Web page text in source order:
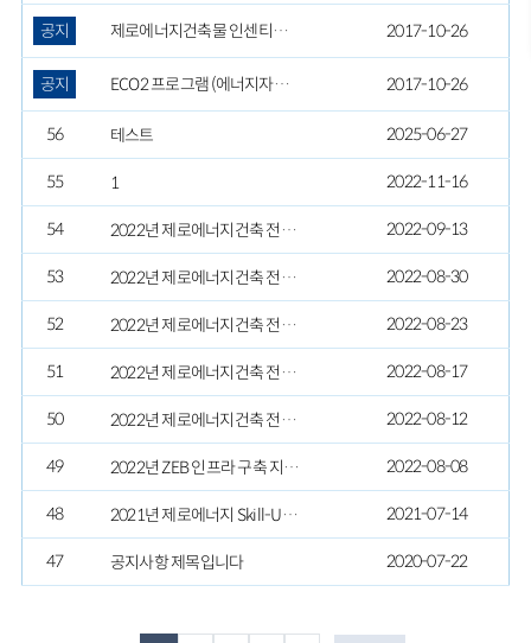
공지 제로에너지건축물 인센티브 (세제혜택) 2017-10-26
공지 ECO2 프로그램 (에너지자립률추가) 2017-10-26
56 테스트 2025-06-27
55 1 2022-11-16
54 2022년 제로에너지건축 전문인력 양성교육 교육생 모집(5차) 안내(입문3기, 기본2기, 건물인증 오프라인교육) 2022-09-13
53 2022년 제로에너지건축 전문인력 양성교육 교육생 모집(4차) 안내(기본2기, 건물인증4기) 2022-08-30
52 2022년 제로에너지건축 전문인력 양성교육 교육생 모집(3차) 안내(입문2기, 건물인증3기) 2022-08-23
51 2022년 제로에너지건축 전문인력 양성교육 교육생 모집(2차) 안내(기본1기, 건물인증2기) 2022-08-17
50 2022년 제로에너지건축 전문인력 양성교육 교육생 모집(1차) 안내(입문1기, 건물인증1기) 2022-08-12
49 2022년 ZEB 인프라 구축 지원사업_지원사업자 4차 모집 2022-08-08
48 2021년 제로에너지 Skill-Up 교육생 모집(1차) 안내(입문1기/기본1기/심화1기) 2021-07-14
47 공지사항 제목입니다 2020-07-22